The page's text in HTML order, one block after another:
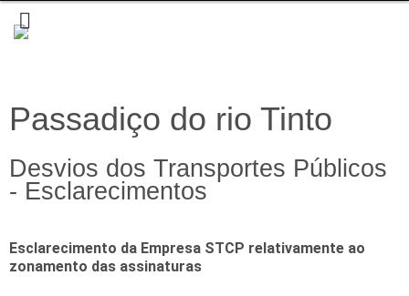
Passadiço do rio Tinto
Desvios dos Transportes Públicos
- Esclarecimentos
Esclarecimento da Empresa STCP relativamente ao
zonamento das assinaturas